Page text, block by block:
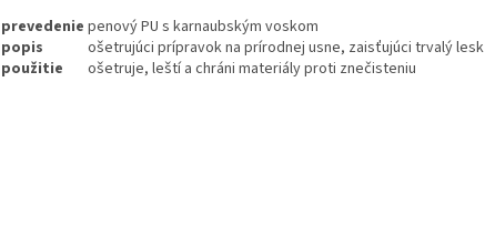
prevedenie penový PU s karnaubským voskom
popis
ošetrujúci prípravok na prírodnej usne, zaisťujúci trvalý lesk
použitie
ošetruje, leští a chráni materiály proti znečisteniu